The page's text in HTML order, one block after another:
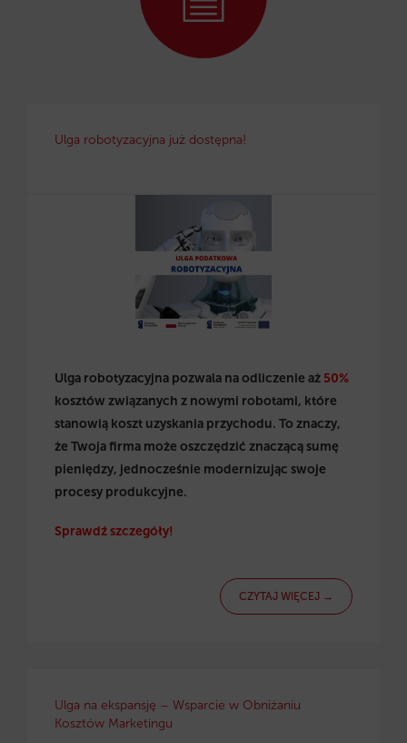
Ulga robotyzacyjna już dostępna!
Ulga robotyzacyjna pozwala na odliczenie aż 50%
kosztów związanych z nowymi robotami, które
stanowią koszt uzyskania przychodu. To znaczy,
że Twoja firma może oszczędzić znaczącą sumę
pieniędzy, jednocześnie modernizując swoje
procesy produkcyjne.
Sprawdź szczegóły!
CZYTAJ WIĘCEJ →
Ulga na ekspansję – Wsparcie w Obniżaniu
Kosztów Marketingu